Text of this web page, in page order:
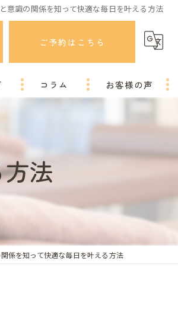
意識の関係を知って快適な毎日を叶える方法
ご予約はこちら
コラム お客様の声
法
係を知って快適な毎日を叶える方法